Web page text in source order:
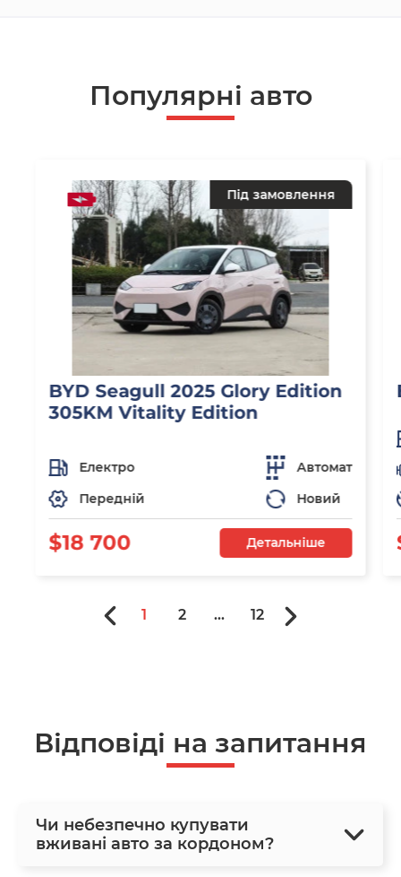
Популярнi авто
Під замовлення
BYD Seagull 2025 Glory Edition
305KM Vitality Edition
Електро
Автомат
Передній
Новий
$18 700 Детальніше
1 2 ... 12
Відповіді на запитання
Чи небезпечно купувати
вживані авто за кордоном?